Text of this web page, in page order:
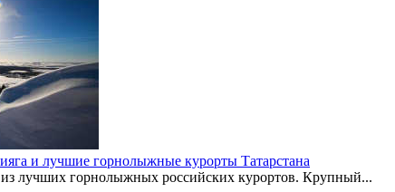
и лучшие горнолыжные курорты Татарстана
лучших горнолыжных российских курортов. Крупный...